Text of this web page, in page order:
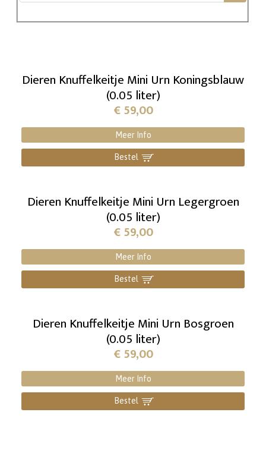
Dieren Knuffelkeitje Mini Urn Koningsblauw
(0.05 liter)
€59,00
Meer Info
Bestel ]
Dieren Knuffelkeitje Mini Urn Legergroen
(0.05 liter)
€59,00
Meer Info
Bestel ]
Dieren Knuffelkeitje Mini Urn Bosgroen
(0.05 liter)
€59,00
Meer Info
Bestel ]